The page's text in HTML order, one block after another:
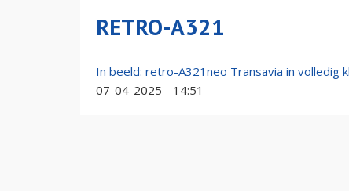
RETRO-A321
In beeld: retro-A321neo Transavia in volledig
07-04-2025 - 14:51